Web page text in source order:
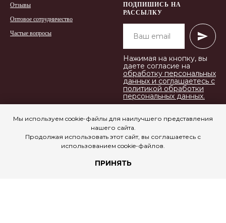
Отзывы
Оптовое сотрудничество
Частые вопросы
ПОДПИШИСЬ НА
РАССЫЛКУ
Нажимая на кнопку, вы
даете согласие на
обработку персональных
данных и соглашаетесь c
политикой обработки
персональных данных.
© Все права защищены. OH
Мы используем cookie-файлы для наилучшего представления
нашего сайта.
Продолжая использовать этот сайт, вы соглашаетесь с
использованием cookie-файлов.
ПРИНЯТЬ